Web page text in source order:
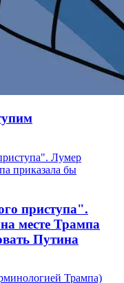
приступа".
месте Трампа
Путина